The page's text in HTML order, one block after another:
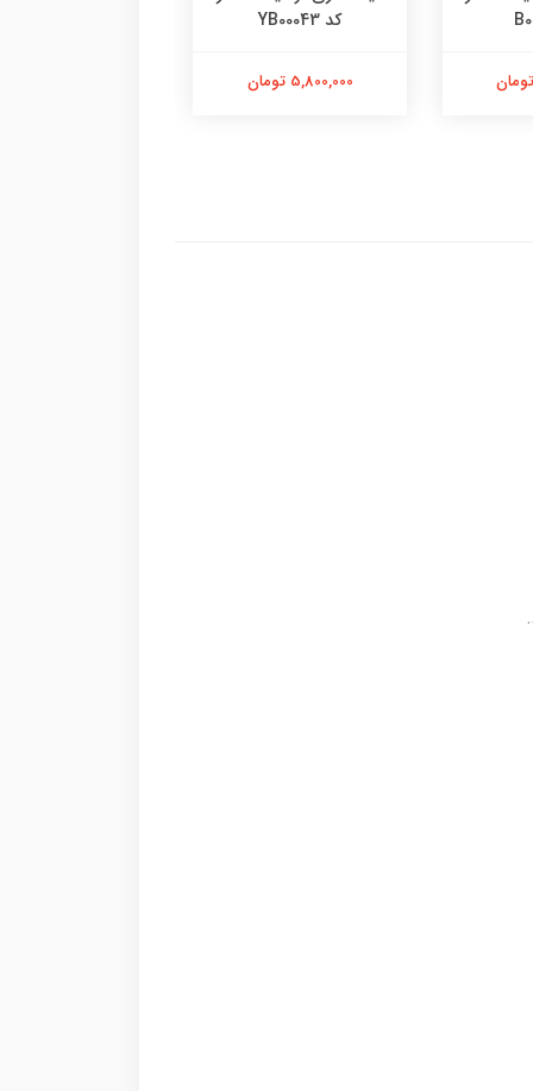
کد YB00043
5,800,000 تومان